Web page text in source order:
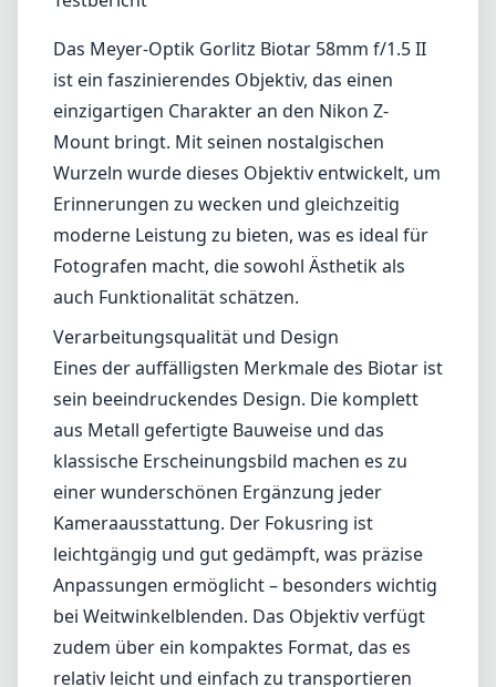
Lenses by mount
Canon EF
Canon EF-M
Canon RF
Fujifilm G
Leica L-Mount
Leica M-Mount
Micro Four Thirds (MFT/M43)
Nikon F (DX/FX)
Sony E
Blog
Objektive nach Mount
Canon EF
Canon RF
Fujifilm G
Leica L-Mount
Micro Four Thirds (MFT/M43)
Nikon F (DX/FX)
Nikon Z (DX/FX)
Sony E
Blog